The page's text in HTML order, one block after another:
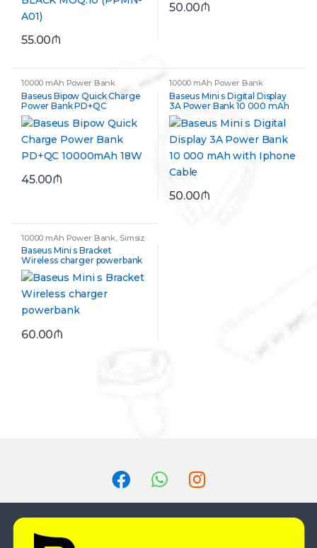
55.00₼
50.00₼
10000 mAh Power Bank
Baseus Bipow Quick Charge
Power Bank PD+QC
10000mAh 18W
45.00₼
10000 mAh Power Bank
Baseus Mini s Digital Display
3A Power Bank 10 000 mAh
with Iphone Cable
50.00₼
10000 mAh Power Bank Simsiz
Şarjlı Power Bank
Baseus Mini s Bracket
Wireless charger powerbank
60.00₼